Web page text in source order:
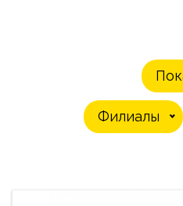
Филиалы